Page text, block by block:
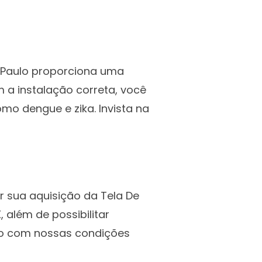
proporciona uma
a instalação correta, você
dengue e zika. Invista na
sua aquisição da Tela De
além de possibilitar
com nossas condições